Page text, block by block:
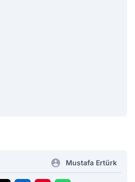
Mustafa Ertürk